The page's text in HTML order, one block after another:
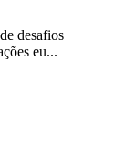
desafios
eu...